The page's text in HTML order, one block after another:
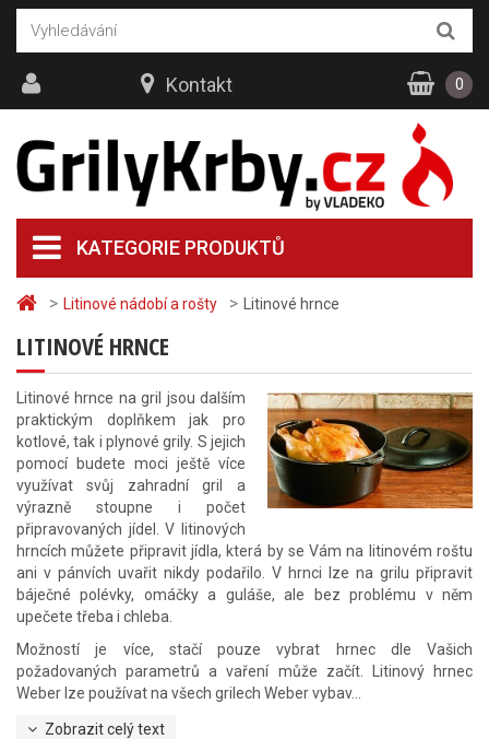
> Litinové nádobí a rošty > Litinové hrnce
LITINOVÉ HRNCE
Litinové hrnce na gril jsou dalším
praktickým doplňkem jak pro
kotlové, tak i plynové grily. S jejich
pomocí budete moci ještě více
využívat svůj zahradní gril a
výrazně stoupne i počet
připravovaných jídel. V litinových
hrncích můžete připravit jídla, která by se Vám na litinovém roštu
ani v pánvích uvařit nikdy podařilo. V hrnci lze na grilu připravit
báječné polévky, omáčky a guláše, ale bez problému v něm
upečete třeba i chleba.
Možností je více, stačí pouze vybrat hrnec dle Vašich
požadovaných parametrů a vaření může začít. Litinový hrnec
Weber lze používat na všech grilech Weber vybav...
Zobrazit celý text
KATEGORIE PRODUKTŮ
Kontakt 0